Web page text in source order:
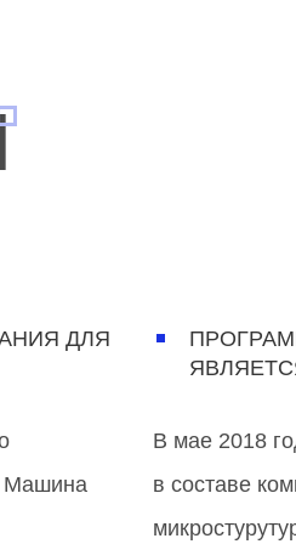
ДЛЯ
Машина
В мае 2018
в составе